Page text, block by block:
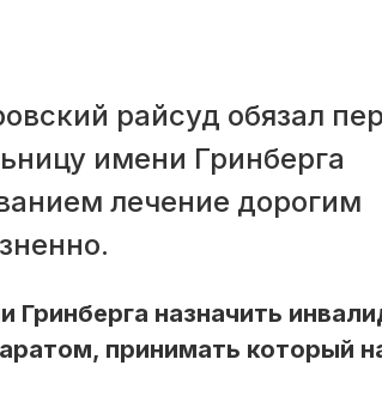
райсуд обязал
имени Гринберга
лечение дорогим
назначить
принимать который